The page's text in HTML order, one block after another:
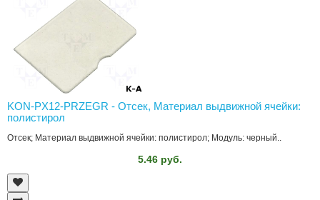
KON-PX12-PRZEGR - Отсек, Материал выдвижной ячейки:
полистирол
Отсек; Материал выдвижной ячейки: полистирол; Модуль: черный..
5.46 руб.